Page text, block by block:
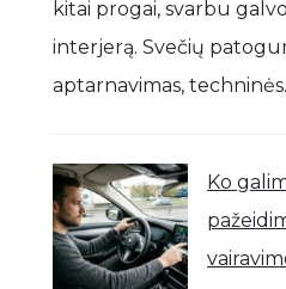
kitai progai, svarbu
interjerą. Svečių
aptarnavimas,
Ko